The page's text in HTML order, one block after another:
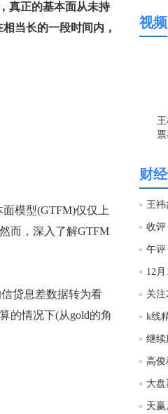
真正的基本面从未持
当长的一段时间内，
模型(GTFM)仅仅上
而，深入了解GTFM
贷息差数据转为看
的情况下(从gold的角
视频
财
王祎
收评
午评
12
关注
继续
高俊
大盘
天